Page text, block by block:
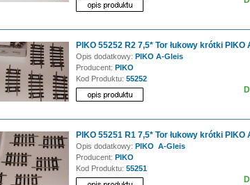
PIKO 55252 R2 7,5* Tor łukowy krótki PIKO
Opis dodatkowy: PIKO A-Gleis
Producent: PIKO
Kod Produktu: 55252
PIKO 55251 R1 7,5* Tor łukowy krótki PIKO
Opis dodatkowy: PIKO A-Gleis
Producent: PIKO
Kod Produktu: 55251